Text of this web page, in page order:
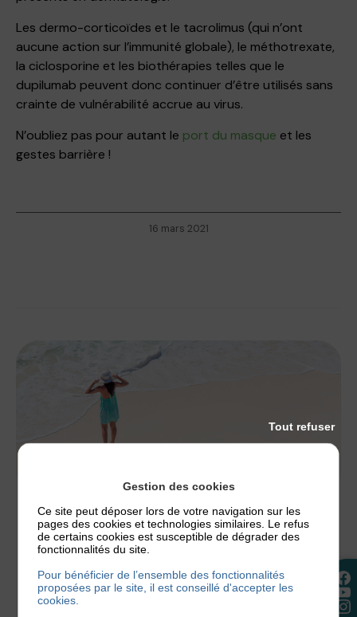
Les dermo-corticoïdes et le tacrolimus (qui n’ont
aucune action sur l’immunité globale), le méthotrexate,
la ciclosporine et les biothérapies telles que le
dupilumab peuvent donc continuer d’être utilisés sans
crainte de vulnérabilité accrue au virus.
N’oubliez pas pour autant le port du masque et les
gestes barrière !
16 mars 2021
ACTUALITÉS,NOS CONSEILS
ECZÉMA ET PLAGE, PEUT-ON PARTIR EN
VACANCES AU BORD DE LA MER ?
Les vacances estivales battent leur plein et vous
avez peut-être prévu de partir à la plage. Mais qui
dit plage...
Gestion des cookies
Ce site peut déposer lors de votre navigation sur les
pages des cookies et technologies similaires. Le refus
de certains cookies est susceptible de dégrader des
fonctionnalités du site.
Pour bénéficier de l’ensemble des fonctionnalités
proposées par le site, il est conseillé d'accepter les
cookies.
Tout refuser